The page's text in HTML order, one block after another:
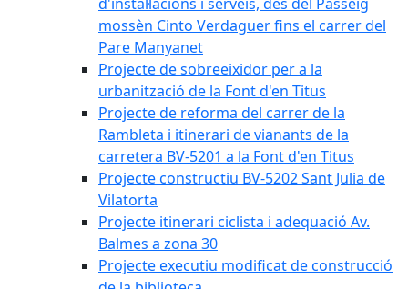
mossèn Cinto Verdaguer fins el carrer del
Pare Manyanet
Projecte de sobreeixidor per a la
urbanització de la Font d'en Titus
Projecte de reforma del carrer de la
Rambleta i itinerari de vianants de la
carretera BV-5201 a la Font d'en Titus
Projecte constructiu BV-5202 Sant Julia de
Vilatorta
Projecte itinerari ciclista i adequació Av.
Balmes a zona 30
Projecte executiu modificat de construcció